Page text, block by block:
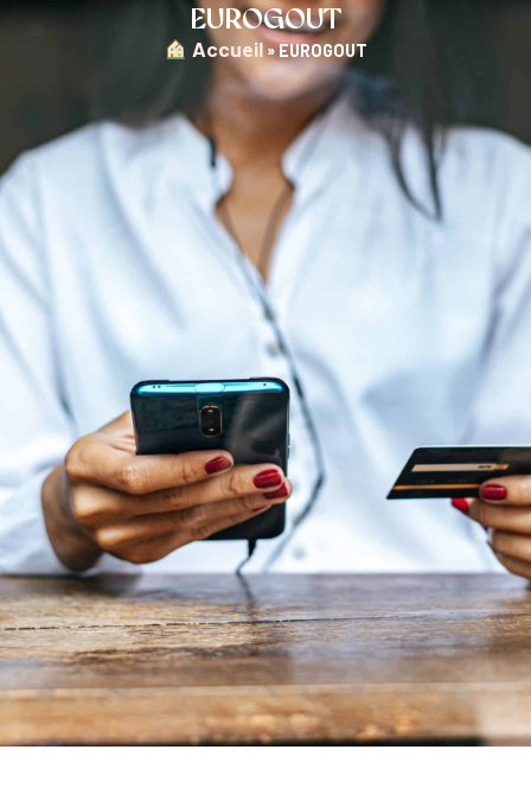
EUROGOUT
︎ Accueil »EUROGOUT